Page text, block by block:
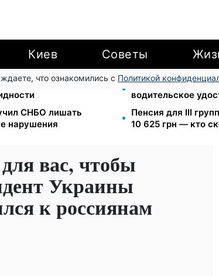
Киев Советы
что ознакомились с Политикой
ветеранов хотят
Освобожденные из
водительское
СНБО лишать
нарушения
Пенсия для III
10 625 грн — кто
вас, чтобы
Украины
к россиянам